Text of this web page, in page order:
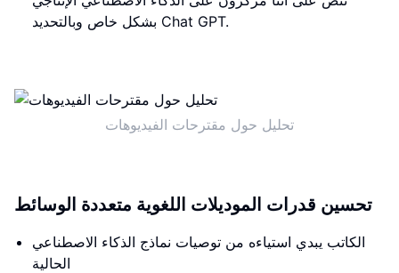
بشكل خاص وبالتحديد Chat GPT.
تحليل حول مقترحات الفيديوهات
تحسين قدرات الموديلات اللغوية متعددة الوسائط
الكاتب يبدي استياءه من توصيات نماذج الذكاء الاصطناعي
الحالية